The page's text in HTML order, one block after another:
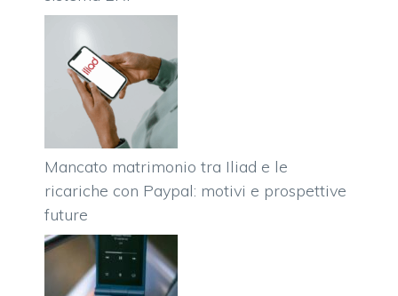
Mancato matrimonio tra Iliad e le
ricariche con Paypal: motivi e prospettive
future